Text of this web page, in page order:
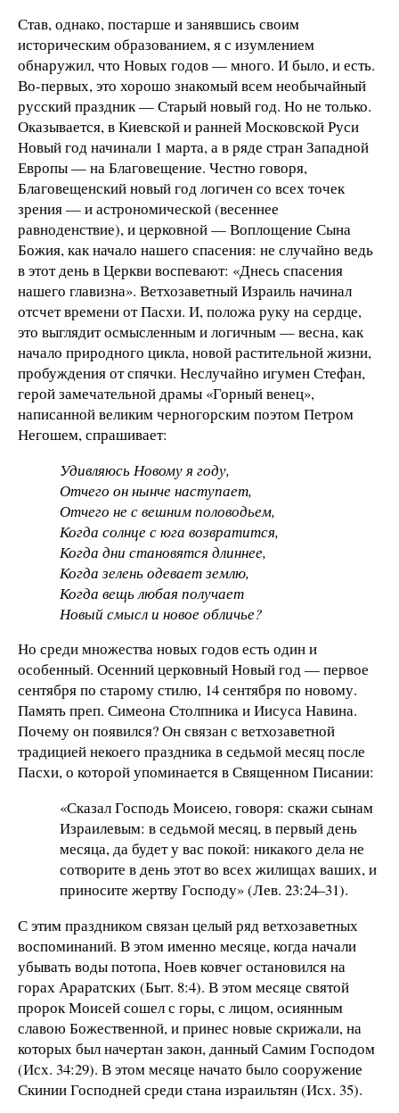
Став, однако, постарше и занявшись своим
историческим образованием, я с изумлением
обнаружил, что Новых годов — много. И было, и есть.
Во-первых, это хорошо знакомый всем необычайный
русский праздник — Старый новый год. Но не только.
Оказывается, в Киевской и ранней Московской Руси
Новый год начинали 1 марта, а в ряде стран Западной
Европы — на Благовещение. Честно говоря,
Благовещенский новый год логичен со всех точек
зрения — и астрономической (весеннее
равноденствие), и церковной — Воплощение Сына
Божия, как начало нашего спасения: не случайно ведь
в этот день в Церкви воспевают: «Днесь спасения
нашего главизна». Ветхозаветный Израиль начинал
отсчет времени от Пасхи. И, положа руку на сердце,
это выглядит осмысленным и логичным — весна, как
начало природного цикла, новой растительной жизни,
пробуждения от спячки. Неслучайно игумен Стефан,
герой замечательной драмы «Горный венец»,
написанной великим черногорским поэтом Петром
Негошем, спрашивает:
Удивляюсь Новому я году,
Отчего он нынче наступает,
Отчего не с вешним половодьем,
Когда солнце с юга возвратится,
Когда дни становятся длиннее,
Когда зелень одевает землю,
Когда вещь любая получает
Новый смысл и новое обличье?
Но среди множества новых годов есть один и
особенный. Осенний церковный Новый год — первое
сентября по старому стилю, 14 сентября по новому.
Память преп. Симеона Столпника и Иисуса Навина.
Почему он появился? Он связан с ветхозаветной
традицией некоего праздника в седьмой месяц после
Пасхи, о которой упоминается в Священном Писании:
«Сказал Господь Моисею, говоря: скажи сынам
Израилевым: в седьмой месяц, в первый день
месяца, да будет у вас покой: никакого дела не
сотворите в день этот во всех жилищах ваших, и
приносите жертву Господу» (Лев. 23:24–31).
С этим праздником связан целый ряд ветхозаветных
воспоминаний. В этом именно месяце, когда начали
убывать воды потопа, Ноев ковчег остановился на
горах Араратских (Быт. 8:4). В этом месяце святой
пророк Моисей сошел с горы, с лицом, осиянным
славою Божественной, и принес новые скрижали, на
которых был начертан закон, данный Самим Господом
(Исх. 34:29). В этом месяце начато было сооружение
Скинии Господней среди стана израильтян (Исх. 35).